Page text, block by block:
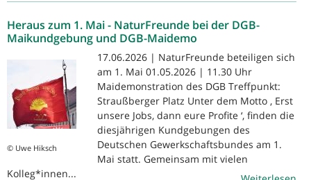
Heraus zum 1. Mai - NaturFreunde bei der DGB-
Maikundgebung und DGB-Maidemo
© Uwe Hiksch
17.06.2026 | NaturFreunde beteiligen sich
am 1. Mai 01.05.2026 | 11.30 Uhr
Maidemonstration des DGB Treffpunkt:
Straußberger Platz Unter dem Motto ‚ Erst
unsere Jobs, dann eure Profite ‘, finden die
diesjährigen Kundgebungen des
Deutschen Gewerkschaftsbundes am 1.
Mai statt. Gemeinsam mit vielen
Kolleg*innen...